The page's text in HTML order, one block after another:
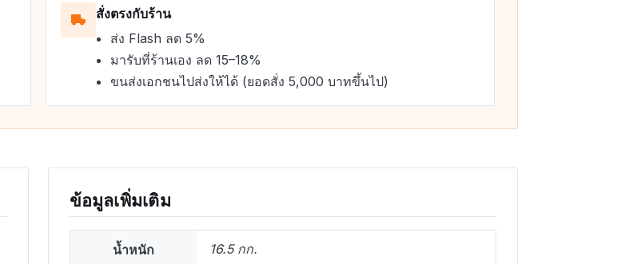
สั่งตรงกับร้าน
ส่ง Flash ลด 5%
มารับที่ร้านเอง ลด 15–18%
ขนส่งเอกชนไปส่งให้ได้ (ยอดสั่ง 5,000 บาทขึ้นไป)
ข้อมูลเพิ่มเติม
น้ำหนัก 16.5 กก.